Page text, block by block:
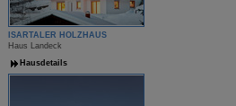
ISARTALER HOLZHAUS
Haus Landeck
Hausdetails